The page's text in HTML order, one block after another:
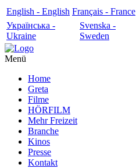
English - English Français - France
Українська -
Ukraine
Svenska -
Sweden
Menü
Home
Greta
Filme
HÖRFILM
Mehr Freizeit
Branche
Kinos
Presse
Kontakt